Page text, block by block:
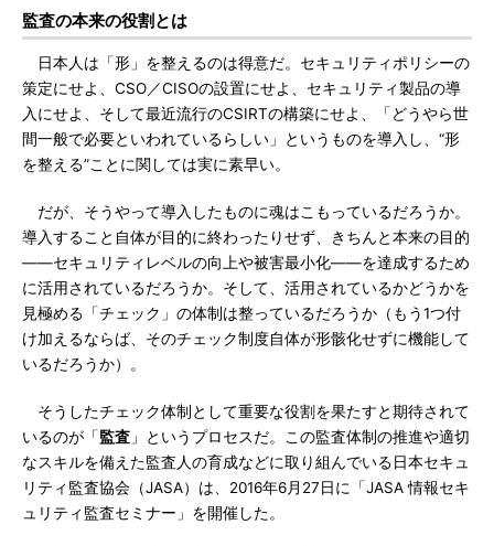
監査の本来の役割とは
日本人は「形」を整えるのは得意だ。セキュリティポリシーの
策定にせよ、CSO／CISOの設置にせよ、セキュリティ製品の導
入にせよ、そして最近流行のCSIRTの構築にせよ、「どうやら世
間一般で必要といわれているらしい」というものを導入し、“形
を整える”ことに関しては実に素早い。
だが、そうやって導入したものに魂はこもっているだろうか。
導入すること自体が目的に終わったりせず、きちんと本来の目的
——セキュリティレベルの向上や被害最小化――を達成するため
に活用されているだろうか。そして、活用されているかどうかを
見極める「チェック」の体制は整っているだろうか（もう1つ付
け加えるならば、そのチェック制度自体が形骸化せずに機能して
いるだろうか）。
そうしたチェック体制として重要な役割を果たすと期待されて
いるのが「監査 」というプロセスだ。この監査体制の推進や適切
なスキルを備えた監査人の育成などに取り組んでいる日本セキュ
リティ監査協会（JASA）は、2016年6月27日に「JASA 情報セキ
ュリティ監査セミナー」を開催した。